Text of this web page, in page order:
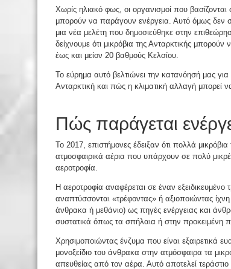
Χωρίς ηλιακό φως, οι οργανισμοί που
μπορούν να παράγουν ενέργεια. Αυτό όμως δεν
μια νέα μελέτη που δημοσιεύθηκε στην
δείχνουμε ότι μικρόβια της Ανταρκτικής
έως και μείον 20 βαθμούς Κελσίου.
Το εύρημα αυτό βελτιώνει την κατανόησή μας
Ανταρκτική και πώς η κλιματική αλλαγή μπορεί
Πώς παράγεται
Το 2017, επιστήμονες έδειξαν ότι πολλά
ατμοσφαιρικά αέρια που υπάρχουν σε πολύ
αεροτροφία.
Η αεροτροφία αναφέρεται σε έναν
αναπτύσσονται «τρέφοντας» ή αξιοποιώντας
άνθρακα ή μεθάνιο) ως πηγές ενέργειας και
συστατικά όπως τα σπήλαια ή στην προκειμένη
Χρησιμοποιώντας ένζυμα που είναι εξαιρετικά
μονοξείδιο του άνθρακα στην ατμόσφαιρα τα
απευθείας από τον αέρα. Αυτό αποτελεί